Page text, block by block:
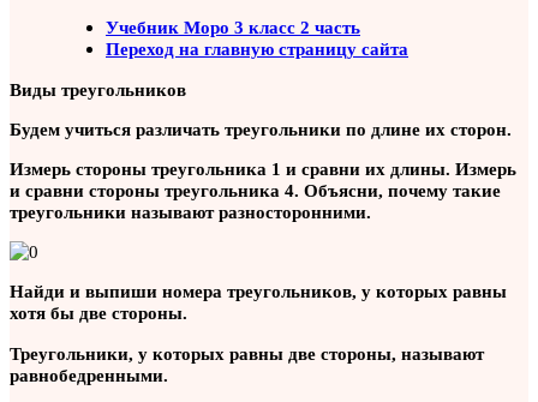
Учебник Моро 3 класс 2 часть
Переход на главную страницу сайта
Виды треугольников
Будем учиться различать треугольники по длине их сторон.
Измерь стороны треугольника 1 и сравни их длины. Измерь
и сравни стороны треугольника 4. Объясни, почему такие
треугольники называют разносторонними.
Найди и выпиши номера треугольников, у которых равны
хотя бы две стороны.
Треугольники, у которых равны две стороны, называют
равнобедренными.